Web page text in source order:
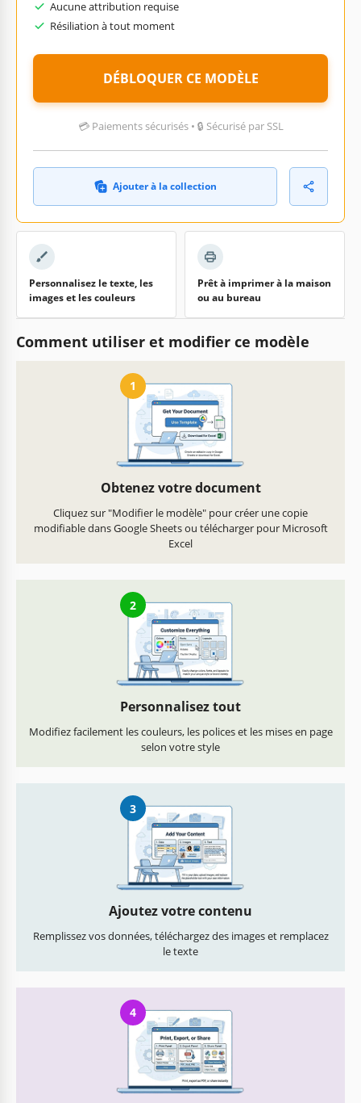
Aucune attribution requise
Résiliation à tout moment
DÉBLOQUER CE MODÈLE
💳 Paiements sécurisés • 🔒 Sécurisé par SSL
Ajouter à la collection
Personnalisez le texte, les
images et les couleurs
Prêt à imprimer à la maison
ou au bureau
Comment utiliser et modifier ce modèle
1
Obtenez votre document
Cliquez sur "Modifier le modèle" pour créer une copie
modifiable dans Google Sheets ou télécharger pour Microsoft
Excel
2
Personnalisez tout
Modifiez facilement les couleurs, les polices et les mises en page
selon votre style
3
Ajoutez votre contenu
Remplissez vos données, téléchargez des images et remplacez
le texte
4